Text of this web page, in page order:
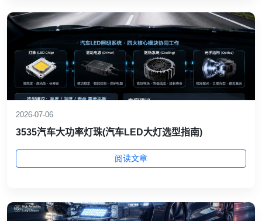
2026-07-06
3535汽车大功率灯珠(汽车LED大灯选型指南)
阅读文章